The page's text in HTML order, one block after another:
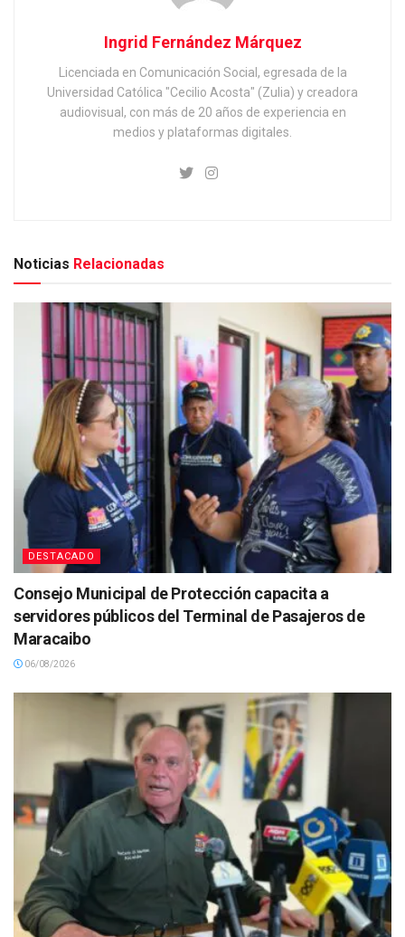
Ingrid Fernández Márquez
Licenciada en Comunicación Social, egresada de la
Universidad Católica "Cecilio Acosta" (Zulia) y creadora
audiovisual, con más de 20 años de experiencia en
medios y plataformas digitales.
Noticias Relacionadas
DESTACADO
Consejo Municipal de Protección capacita a
servidores públicos del Terminal de Pasajeros de
Maracaibo
06/08/2026